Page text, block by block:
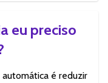
eu preciso
é reduzir